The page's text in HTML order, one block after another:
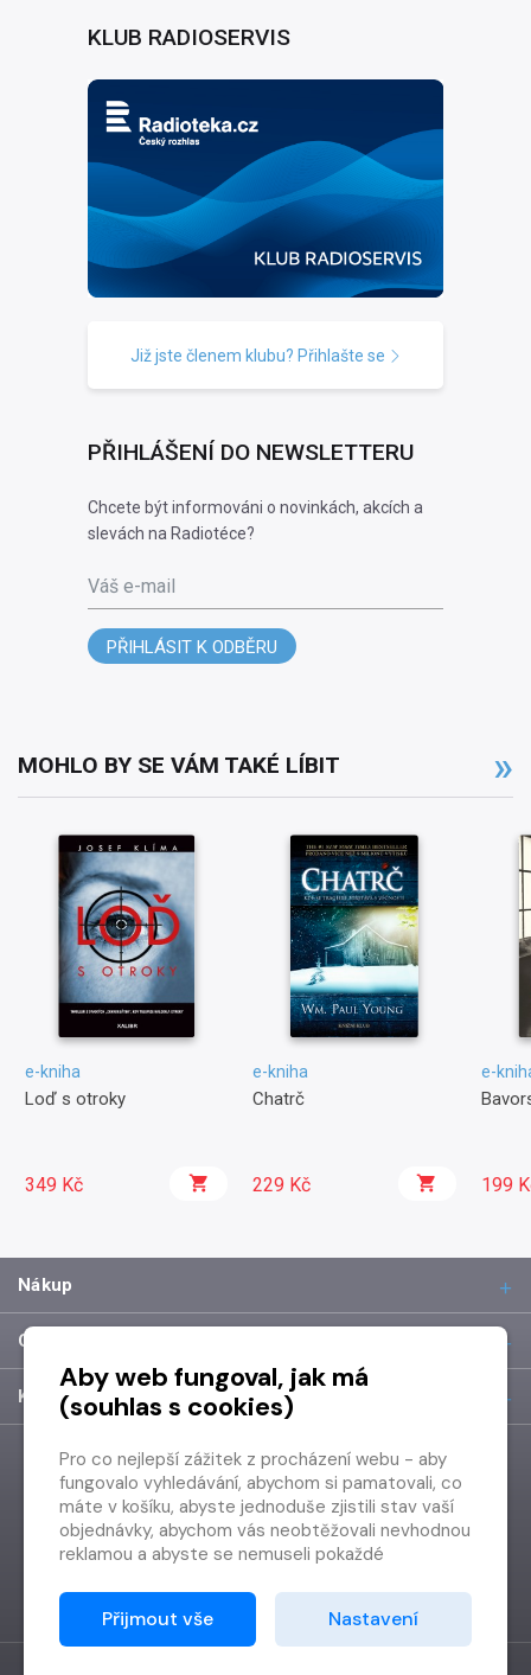
KLUB RADIOSERVIS
Již jste členem klubu? Přihlašte se
PŘIHLÁŠENÍ DO NEWSLETTERU
Chcete být informováni o novinkách, akcích a
slevách na Radiotéce?
Váš e-mail
PŘIHLÁSIT K ODBĚRU
MOHLO BY SE VÁM TAKÉ LÍBIT
e-kniha
Loď s otroky
349 Kč
e-kniha
Chatrč
229 Kč
e-
199
Nákup
O společnosti
Kontakt
Aby web fungoval, jak má
(souhlas s cookies)
Pro co nejlepší zážitek z procházení webu - aby
fungovalo vyhledávání, abychom si pamatovali, co
máte v košíku, abyste jednoduše zjistili stav vaší
objednávky, abychom vás neobtěžovali nevhodnou
reklamou a abyste se nemuseli pokaždé
Proto od vás potřebujeme souhlas se
zpracováním souborů cookies
Přijmout vše Nastavení